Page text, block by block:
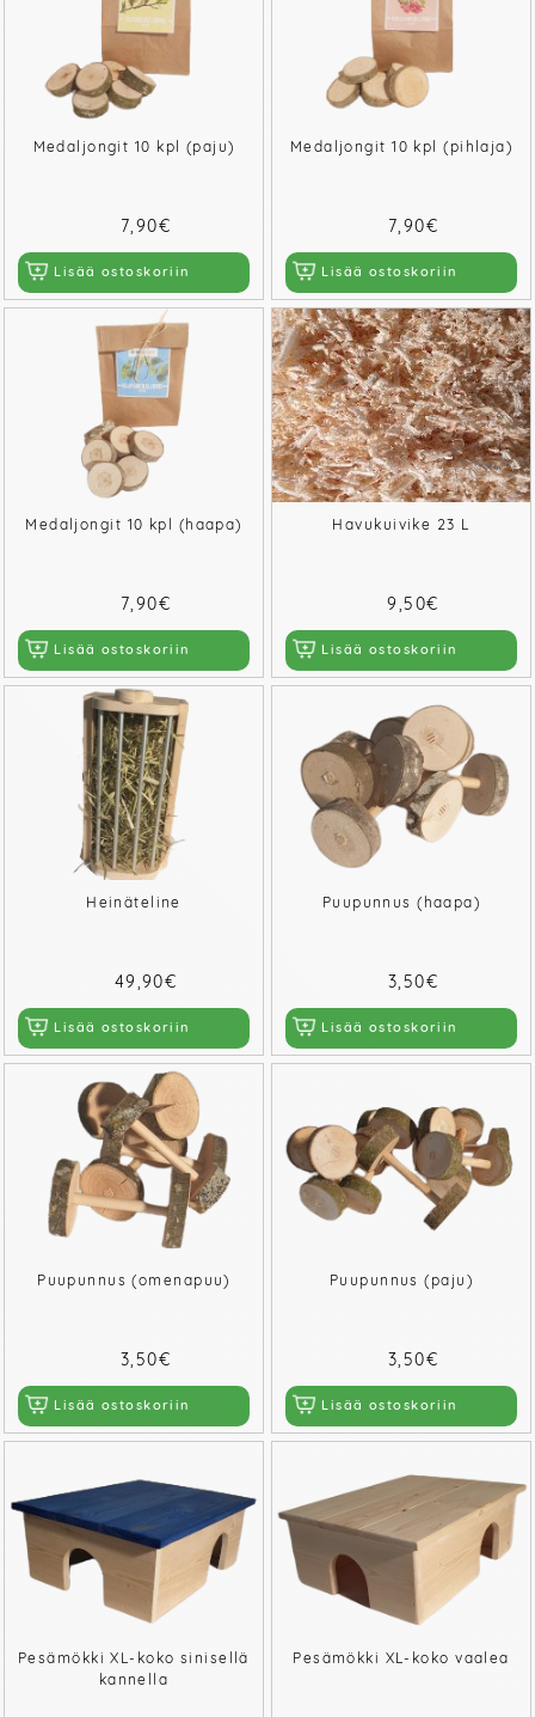
Medaljongit 10 kpl (paju)
7,90€
Lisää ostoskoriin
Medaljongit 10 kpl (pihlaja)
7,90€
Lisää ostoskoriin
Medaljongit 10 kpl (haapa)
7,90€
Lisää ostoskoriin
Havukuivike 23 L
9,50€
Lisää ostoskoriin
Heinäteline
49,90€
Lisää ostoskoriin
Puupunnus (haapa)
3,50€
Lisää ostoskoriin
Puupunnus (omenapuu)
3,50€
Lisää ostoskoriin
Puupunnus (paju)
3,50€
Lisää ostoskoriin
Pesämökki XL-koko sinisellä
kannella
Pesämökki XL-koko vaalea